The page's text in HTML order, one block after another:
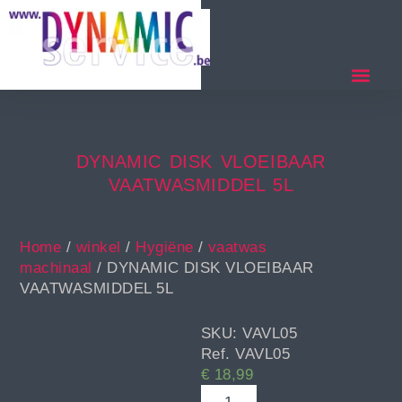
DYNAMIC DISK VLOEIBAAR
VAATWASMIDDEL 5L
Home / winkel / Hygiëne / vaatwas
machinaal / DYNAMIC DISK VLOEIBAAR
VAATWASMIDDEL 5L
SKU: VAVL05
Ref. VAVL05
€ 18,99